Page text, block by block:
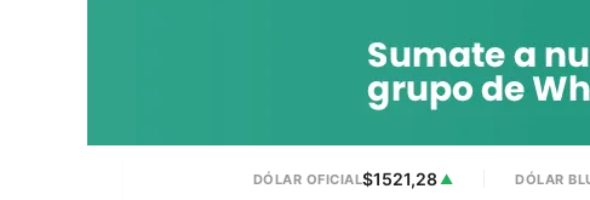
DÓLAR OFICIAL$1521,28 ▲ DÓLAR